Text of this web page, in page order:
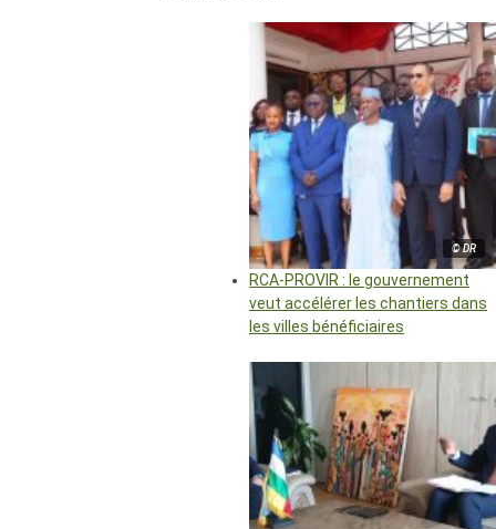
© DR
RCA-PROVIR : le gouvernement
veut accélérer les chantiers dans
les villes bénéficiaires